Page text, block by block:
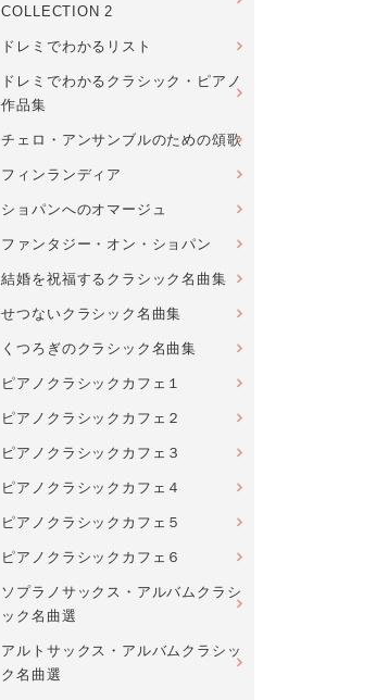
COLLECTION 2
ドレミでわかるリスト
ドレミでわかるクラシック・ピアノ
作品集
チェロ・アンサンブルのための頌歌
フィンランディア
ショパンへのオマージュ
ファンタジー・オン・ショパン
結婚を祝福するクラシック名曲集
せつないクラシック名曲集
くつろぎのクラシック名曲集
ピアノクラシックカフェ１
ピアノクラシックカフェ２
ピアノクラシックカフェ３
ピアノクラシックカフェ４
ピアノクラシックカフェ５
ピアノクラシックカフェ６
ソプラノサックス・アルバムクラシ
ック名曲選
アルトサックス・アルバムクラシッ
ク名曲選